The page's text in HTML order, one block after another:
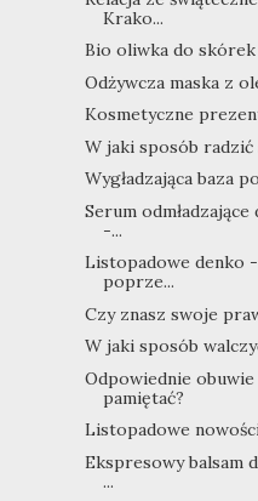
Krako...
Bio oliwka do
Odżywcza maska z
Kosmetyczne
W jaki sposób radzić
Wygładzająca baza
Serum
-...
Listopadowe denko
poprze...
Czy znasz swoje
W jaki sposób
Odpowiednie
pamiętać?
Listopadowe
Ekspresowy balsam
...